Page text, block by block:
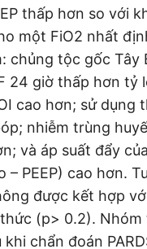
thấp hơn so với
một FiO2 nhất
chủng tộc gốc Tây
24 giờ thấp hơn tỷ
cao hơn; sử dụng
nhiễm trùng
và áp suất đẩy
– PEEP) cao hơn.
được kết hợp
(p> 0.2). Nhóm
chẩn đoán